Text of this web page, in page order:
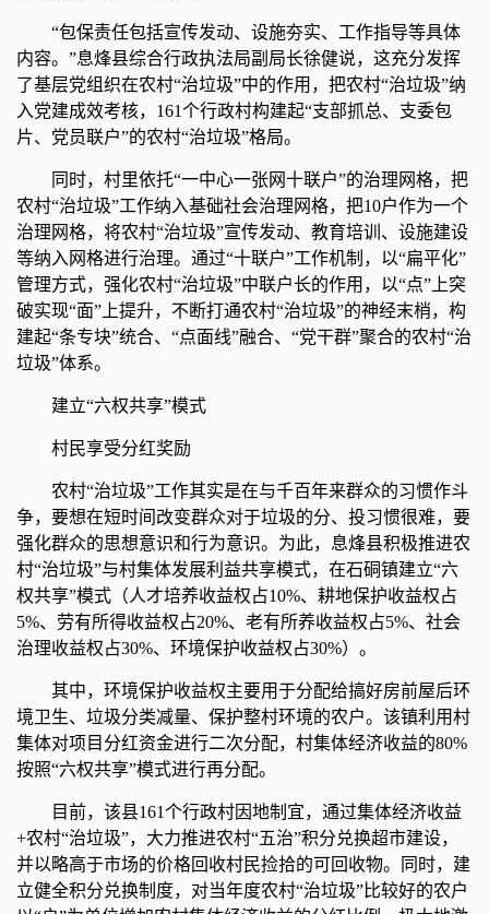
“包保责任包括宣传发动、设施夯实、工作指导等具体
内容。”息烽县综合行政执法局副局长徐健说，这充分发挥
了基层党组织在农村“治垃圾”中的作用，把农村“治垃圾”纳
入党建成效考核，161个行政村构建起“支部抓总、支委包
片、党员联户”的农村“治垃圾”格局。
同时，村里依托“一中心一张网十联户”的治理网格，把
农村“治垃圾”工作纳入基础社会治理网格，把10户作为一个
治理网格，将农村“治垃圾”宣传发动、教育培训、设施建设
等纳入网格进行治理。通过“十联户”工作机制，以“扁平化”
管理方式，强化农村“治垃圾”中联户长的作用，以“点”上突
破实现“面”上提升，不断打通农村“治垃圾”的神经末梢，构
建起“条专块”统合、“点面线”融合、“党干群”聚合的农村“治
垃圾”体系。
建立“六权共享”模式
村民享受分红奖励
农村“治垃圾”工作其实是在与千百年来群众的习惯作斗
争，要想在短时间改变群众对于垃圾的分、投习惯很难，要
强化群众的思想意识和行为意识。为此，息烽县积极推进农
村“治垃圾”与村集体发展利益共享模式，在石硐镇建立“六
权共享”模式（人才培养收益权占10%、耕地保护收益权占
5%、劳有所得收益权占20%、老有所养收益权占5%、社会
治理收益权占30%、环境保护收益权占30%）。
其中，环境保护收益权主要用于分配给搞好房前屋后环
境卫生、垃圾分类减量、保护整村环境的农户。该镇利用村
集体对项目分红资金进行二次分配，村集体经济收益的80%
按照“六权共享”模式进行再分配。
目前，该县161个行政村因地制宜，通过集体经济收益
+农村“治垃圾”，大力推进农村“五治”积分兑换超市建设，
并以略高于市场的价格回收村民捡拾的可回收物。同时，建
立健全积分兑换制度，对当年度农村“治垃圾”比较好的农户